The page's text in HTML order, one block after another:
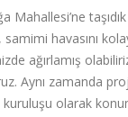
Mahallesi’ne
havasını
ağırlamış
Aynı zamanda
olarak